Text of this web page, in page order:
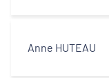
Anne HUTEAU